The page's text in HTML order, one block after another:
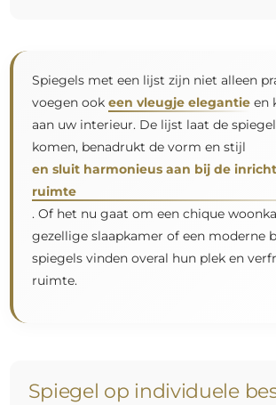
Spiegels met een lijst zijn niet alleen
voegen ook een vleugje elegantieen
aan uw interieur. De lijst laat de
komen, benadrukt de vorm en stijl
en sluit harmonieus aan bij de
ruimte
. Of het nu gaat om een chique
gezellige slaapkamer of een moderne
spiegels vinden overal hun plek en
ruimte.
Spiegel op individuele